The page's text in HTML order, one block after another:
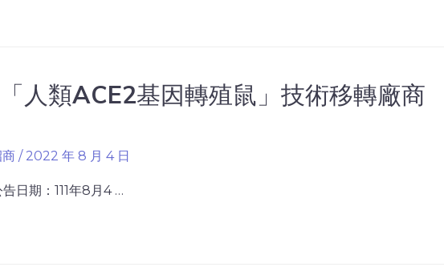
人類ACE2基因轉殖鼠」技術移轉廠商
/ 2022 年 8 月 4 日
年8月4 …